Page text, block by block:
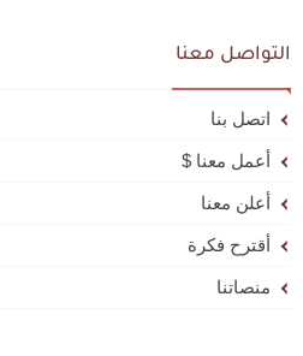
التواصل معنا
اتصل بنا
أعمل معنا $
أعلن معنا
أقترح فكرة
منصاتنا